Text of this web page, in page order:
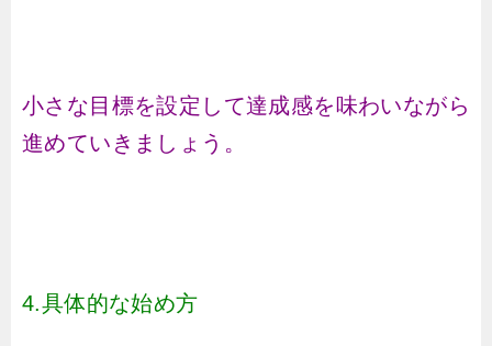
小さな目標を設定して達成感を味わいながら
進めていきましょう。
4.具体的な始め方